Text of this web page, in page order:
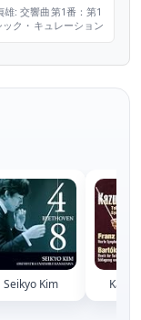
: 交響曲第1番：第1
ク・キュレーション
Bekku: Symphony
Seikyo Kim